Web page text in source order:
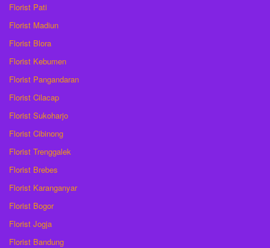
Florist Pati
Florist Madiun
Florist Blora
Florist Kebumen
Florist Pangandaran
Florist Cilacap
Florist Sukoharjo
Florist Cibinong
Florist Trenggalek
Florist Brebes
Florist Karanganyar
Florist Bogor
Florist Jogja
Florist Bandung